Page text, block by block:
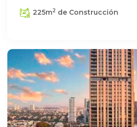
225m2 de Construcción